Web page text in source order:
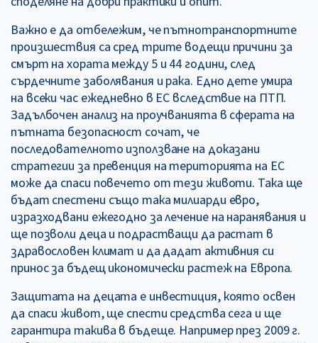
Важно е да отбележим, че пътнотранспортните
произшествия са сред трите водещи причини за
смърт на хората между 5 и 44 години, след
сърдечните заболявания и рака. Едно дете умира
на всеки час ежедневно в ЕС вследствие на ПТП.
Задълбочен анализ на проучванията в сферата на
пътната безопасност сочат, че
последователното използване на доказани
стратегии за превенция на територията на ЕС
може да спаси повечето от тези животи. Така ще
бъдат спестени също така милиарди евро,
изразходвани ежегодно за лечение на наранявания и
ще позволи деца и подрастващи да растат в
здравословен климат и да дадат активния си
принос за бъдещ икономически растеж на Европа.
Защитата на децата е инвестиция, която освен
да спаси живот, ще спести средства сега и ще
гарантира такива в бъдеще. Например през 2009 г.